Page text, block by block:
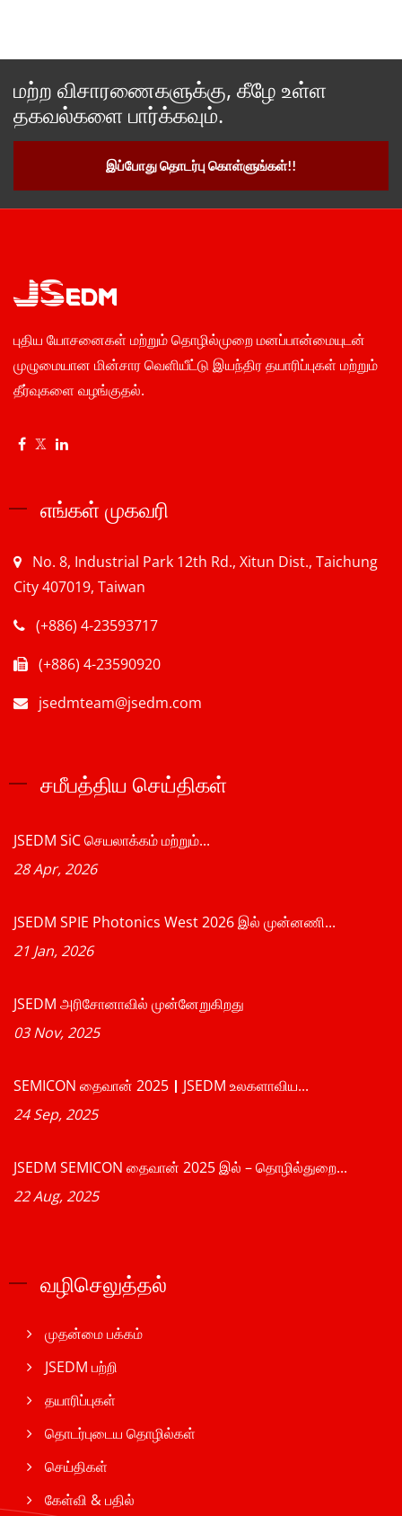
மற்ற விசாரணைகளுக்கு, கீழே உள்ள
தகவல்களை பார்க்கவும்.
இப்போது தொடர்பு கொள்ளுங்கள்!!
புதிய யோசனைகள் மற்றும் தொழில்முறை மனப்பான்மையுடன்
முழுமையான மின்சார வெளியீட்டு இயந்திர தயாரிப்புகள் மற்றும்
தீர்வுகளை வழங்குதல்.
எங்கள் முகவரி
No. 8, Industrial Park 12th Rd., Xitun Dist., Taichung
City 407019, Taiwan
(+886) 4-23593717
(+886) 4-23590920
jsedmteam@jsedm.com
சமீபத்திய செய்திகள்
JSEDM SiC செயலாக்கம் மற்றும்...
28 Apr, 2026
JSEDM SPIE Photonics West 2026 இல் முன்னணி...
21 Jan, 2026
JSEDM அரிசோனாவில் முன்னேறுகிறது
03 Nov, 2025
SEMICON தைவான் 2025｜JSEDM உலகளாவிய...
24 Sep, 2025
JSEDM SEMICON தைவான் 2025 இல் – தொழில்துறை...
22 Aug, 2025
வழிசெலுத்தல்
முதன்மை பக்கம்
JSEDM பற்றி
தயாரிப்புகள்
தொடர்புடைய தொழில்கள்
செய்திகள்
கேள்வி & பதில்